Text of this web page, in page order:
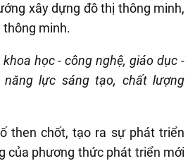
xây dựng đô thị thông minh,
thông minh.
học - công nghệ, giáo dục -
lực sáng tạo, chất lượng
then chốt, tạo ra sự phát triển
của phương thức phát triển mới